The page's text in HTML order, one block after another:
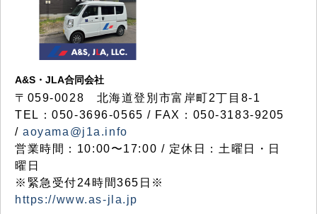
A&S・JLA合同会社
〒 059-0028 北海道登別市富岸町2丁目 8-1
TEL：050-3696-0565 / FAX：050-3183-9205
/aoyama@j1a.info
営業時間：10:00〜17:00 / 定休日：土曜日・日
曜日
※緊急受付24時間365日※
https://www.as-jla.jp